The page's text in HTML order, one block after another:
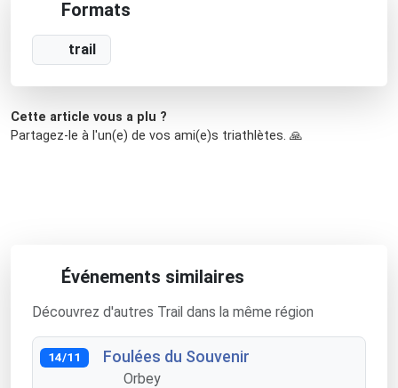
Formats
trail
Cette article vous a plu ?
Partagez-le à l'un(e) de vos ami(e)s triathlètes. 🙏
Événements similaires
Découvrez d'autres Trail dans la même région
14/11 Foulées du Souvenir
Orbey